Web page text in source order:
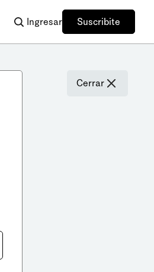
Ingresar Suscribite
Cerrar